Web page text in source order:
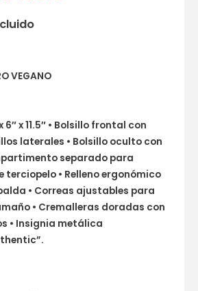
VEGANO
6″ x 11.5″ • Bolsillo frontal con
laterales • Bolsillo oculto con
separado para
terciopelo • Relleno ergonómico
• Correas ajustables para
• Cremalleras doradas con
• Insignia metálica